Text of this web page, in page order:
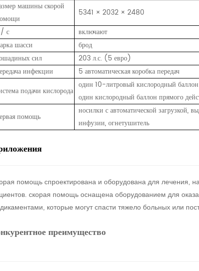
машины скорой
5341 × 2032 × 2480
с
включают
шасси
брод
сил
203 л.с. (5 евро)
инфекции
5 автоматическая коробка передач
подачи кислорода
один 10-литровый кислородный баллон
один кислородный баллон прямого
помощь
носилки с автоматической загрузкой,
инфузии, огнетушитель
помощь спроектирована и оборудована для лечения,
скорая помощь оснащена оборудованием для
которые могут спасти тяжело больных или
преимущество